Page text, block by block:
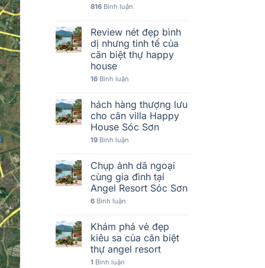
816Bình luận
Review nét đẹp bình
dị nhưng tinh tế của
căn biệt thự happy
house
16Bình luận
hách hàng thượng lưu
cho căn villa Happy
House Sóc Sơn
19Bình luận
Chụp ảnh dã ngoại
cùng gia đình tại
Angel Resort Sóc Sơn
6Bình luận
Khám phá vẻ đẹp
kiêu sa của căn biệt
thự angel resort
1 Bình luận